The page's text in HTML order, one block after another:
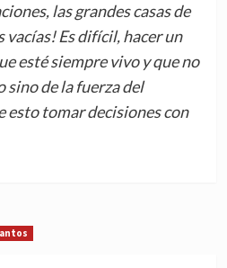
las grandes casas de
vacías! Es difícil, hacer un
esté siempre vivo y que no
sino de la fuerza del
esto tomar decisiones con